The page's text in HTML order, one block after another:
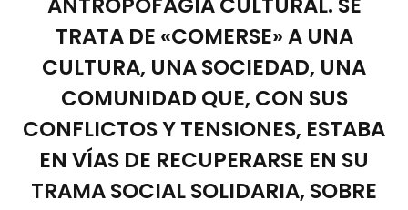
TRATA DE «COMERSE» A UNA
CULTURA, UNA SOCIEDAD, UNA
COMUNIDAD QUE, CON SUS
CONFLICTOS Y TENSIONES, ESTABA
EN VÍAS DE RECUPERARSE EN SU
TRAMA SOCIAL SOLIDARIA, SOBRE